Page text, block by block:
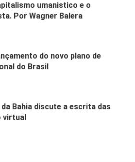
umanistico e o
Por Wagner Balera
do novo plano de
do Brasil
Bahia discute a escrita das
virtual